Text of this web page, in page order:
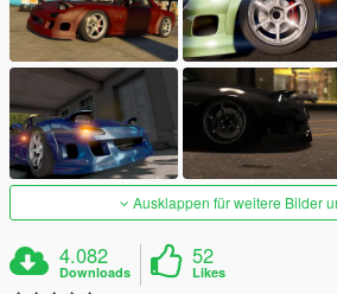
Ausklappen für weitere Bilder
4.082
Downloads
52
Likes